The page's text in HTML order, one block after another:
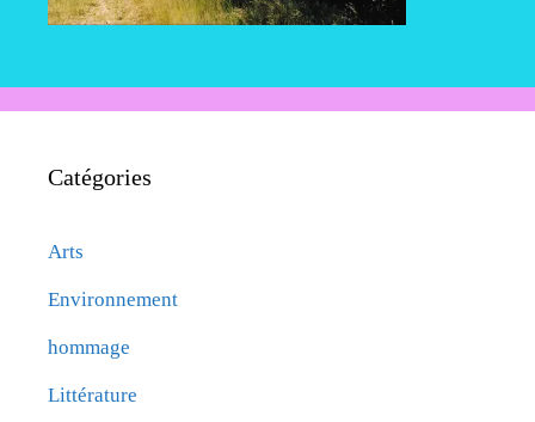
Catégories
Arts
Environnement
hommage
Littérature